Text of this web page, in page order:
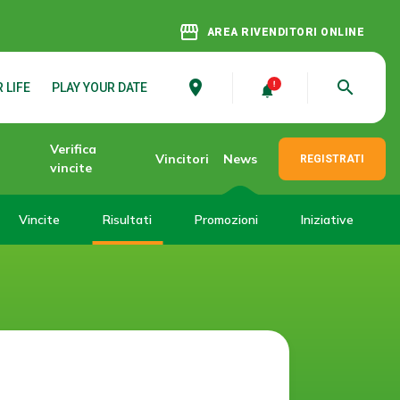
storefront AREA RIVENDITORI ONLINE
LIFE PLAY YOUR DATE place search
Verifica
vincite
Vincitori News REGISTRATI
Vincite Risultati Promozioni Iniziative